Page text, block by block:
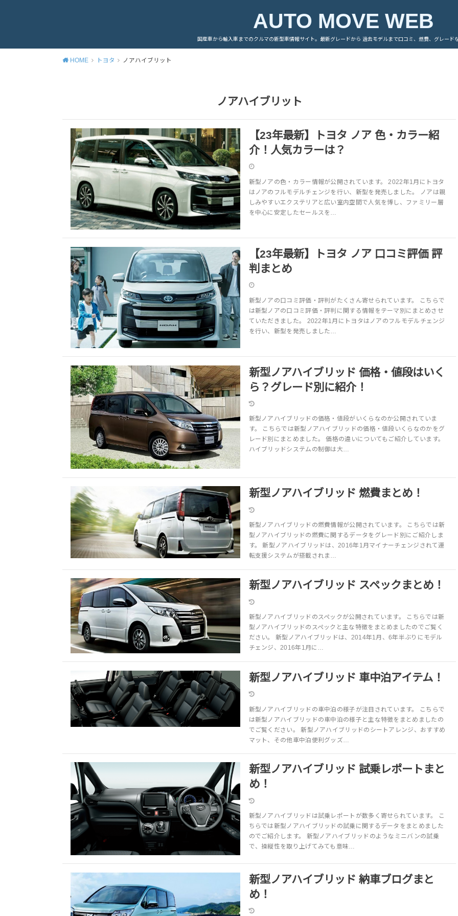
AUTO MOVE WEB
国産車から輸入車までのクルマの新型車情報サイト。最新グレードから 過去モデルまで口コミ、燃費、グレード
HOME トヨタ ノアハイブリット
ノアハイブリット
【23年最新】トヨタ ノア 色・カラー紹
介！人気カラーは？
新型ノアの色・カラー情報が公開されています。 2022年1月にトヨタ
はノアのフルモデルチェンジを行い、新型を発売しました。 ノアは親
しみやすいエクステリアと広い室内空間で人気を博し、ファミリー層
を中心に安定したセールスを…
【23年最新】トヨタ ノア 口コミ評価 評
判まとめ
新型ノアの口コミ評価・評判がたくさん寄せられています。 こちらで
は新型ノアの口コミ評価・評判に関する情報をテーマ別にまとめさせ
ていただきました。 2022年1月にトヨタはノアのフルモデルチェンジ
を行い、新型を発売しました…
新型ノアハイブリッド 価格・値段はいく
ら？グレード別に紹介！
新型ノアハイブリッドの価格・値段がいくらなのか公開されていま
す。 こちらでは新型ノアハイブリッドの価格・値段いくらなのかをグ
レード別にまとめました。 価格の違いについてもご紹介しています。
ハイブリッドシステムの制御は大…
新型ノアハイブリッド 燃費まとめ！
新型ノアハイブリッドの燃費情報が公開されています。 こちらでは新
型ノアハイブリッドの燃費に関するデータをグレード別にご紹介しま
す。 新型ノアハイブリッドは、2016年1月マイナーチェンジされて運
転支援システムが搭載されま…
新型ノアハイブリッド スペックまとめ！
新型ノアハイブリッドのスペックが公開されています。 こちらでは新
型ノアハイブリッドのスペックと主な特徴をまとめましたのでご覧く
ださい。 新型ノアハイブリッドは、2014年1月、6年半ぶりにモデル
チェンジ、2016年1月に…
新型ノアハイブリッド 車中泊アイテム！
新型ノアハイブリッドの車中泊の様子が注目されています。 こちらで
は新型ノアハイブリッドの車中泊の様子と主な特徴をまとめましたの
でご覧ください。 新型ノアハイブリッドのシートアレンジ、おすすめ
マット、その他車中泊便利グッズ…
新型ノアハイブリッド 試乗レポートまと
め！
新型ノアハイブリッドは試乗レポートが数多く寄せられています。 こ
ちらでは新型ノアハイブリッドの試乗に関するデータをまとめました
のでご紹介します。 新型ノアハイブリッドのようなミニバンの試乗
で、操縦性を取り上げてみても意味…
新型ノアハイブリッド 納車ブログまと
め！